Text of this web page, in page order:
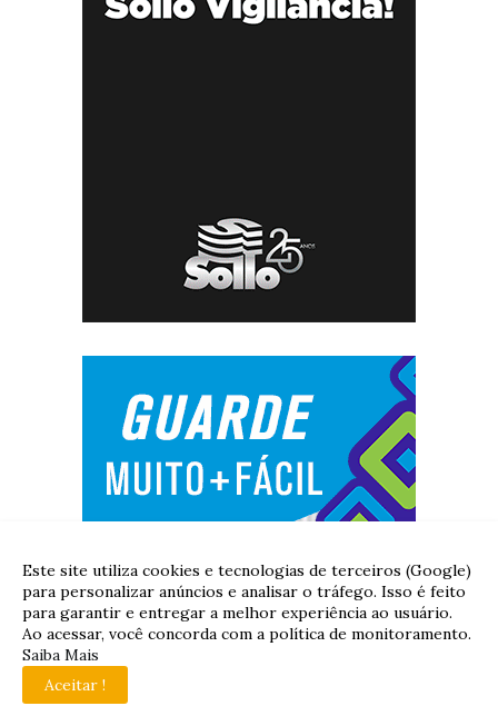
Este site utiliza cookies e tecnologias de terceiros (Google)
para personalizar anúncios e analisar o tráfego. Isso é feito
para garantir e entregar a melhor experiência ao usuário.
Ao acessar, você concorda com a política de monitoramento.
Saiba Mais
Aceitar !